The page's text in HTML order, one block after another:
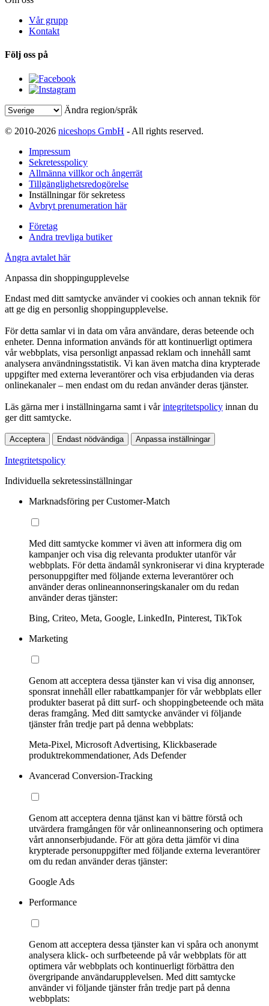
Vår grupp
Kontakt
Följ oss på
Ändra region/språk
© 2010-2026 niceshops GmbH - All rights reserved.
Impressum
Sekretesspolicy
Allmänna villkor och ångerrät
Tillgänglighetsredogörelse
Inställningar för sekretess
Avbryt prenumeration här
Företag
Andra trevliga butiker
Ångra avtalet här
Anpassa din shoppingupplevelse
Endast med ditt samtycke använder vi cookies och annan teknik för
att ge dig en personlig shoppingupplevelse.
För detta samlar vi in data om våra användare, deras beteende och
enheter. Denna information används för att kontinuerligt optimera
vår webbplats, visa personligt anpassad reklam och innehåll samt
analysera användningsstatistik. Vi kan även matcha dina krypterade
uppgifter med externa leverantörer och visa erbjudanden via deras
onlinekanaler – men endast om du redan använder deras tjänster.
Läs gärna mer i inställningarna samt i vårintegritetspolicy innan du
ger ditt samtycke.
Acceptera Endast nödvändiga Anpassa inställningar
Integritetspolicy
Individuella sekretessinställningar
Marknadsföring per Customer-Match
Med ditt samtycke kommer vi även att informera dig om
kampanjer och visa dig relevanta produkter utanför vår
webbplats. För detta ändamål synkroniserar vi dina krypterade
personuppgifter med följande externa leverantörer och
använder deras onlineannonseringskanaler om du redan
använder deras tjänster:
Bing, Criteo, Meta, Google, LinkedIn, Pinterest, TikTok
Marketing
Genom att acceptera dessa tjänster kan vi visa dig annonser,
sponsrat innehåll eller rabattkampanjer för vår webbplats eller
produkter baserat på ditt surf- och shoppingbeteende och mäta
deras framgång. Med ditt samtycke använder vi följande
tjänster från tredje part på denna webbplats:
Meta-Pixel, Microsoft Advertising, Klickbaserade
produktrekommendationer, Ads Defender
Avancerad Conversion-Tracking
Genom att acceptera denna tjänst kan vi bättre förstå och
utvärdera framgången för vår onlineannonsering och optimera
vårt annonserbjudande. För att göra detta jämför vi dina
krypterade personuppgifter med följande externa leverantörer
om du redan använder deras tjänster:
Google Ads
Performance
Genom att acceptera dessa tjänster kan vi spåra och anonymt
analysera klick- och surfbeteende på vår webbplats för att
optimera vår webbplats och kontinuerligt förbättra den
övergripande användarupplevelsen. Med ditt samtycke
använder vi följande tjänster från tredje part på denna
webbplats: